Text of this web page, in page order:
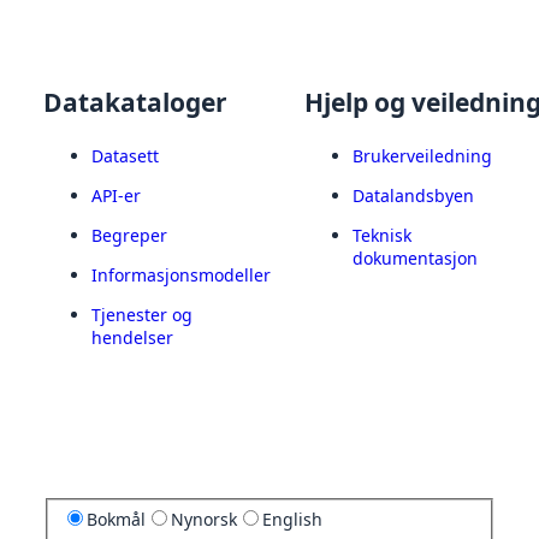
Datakataloger
Datasett
API-er
Begreper
Informasjonsmodeller
Tjenester og
hendelser
Hjelp og
Brukerveiledning
Datalandsbyen
Teknisk
dokumentasjon
Bokmål Nynorsk English